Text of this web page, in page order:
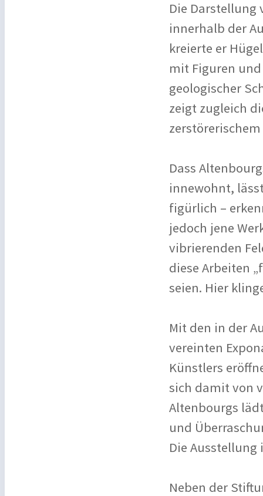
Die Darstellung
innerhalb der
kreierte er
mit Figuren
geologischer
zeigt zugleich
Dass
innewohnt,
figürlich –
jedoch jene
vibrierenden
diese Arbeiten
seien. Hier
Mit den in der
vereinten
Künstlers
sich damit von
Altenbourgs
und
Die
Neben der